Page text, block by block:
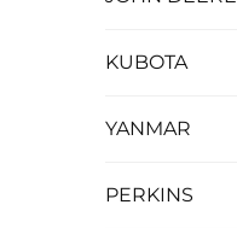
KUBOTA
YANMAR
PERKINS